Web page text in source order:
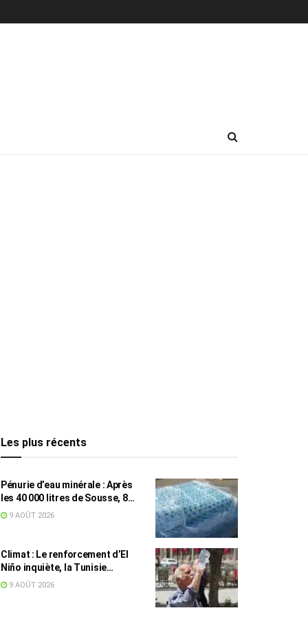
Les plus récents
Pénurie d’eau minérale : Après
les 40 000 litres de Sousse, 8
832 bouteilles saisies à Nabeul
9 AOÛT 2026
Climat : Le renforcement d’El
Niño inquiète, la Tunisie
concernée
9 AOÛT 2026